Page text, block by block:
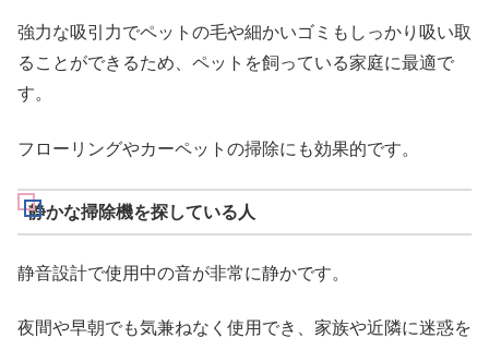
強力な吸引力でペットの毛や細かいゴミもしっかり吸い取
ることができるため、ペットを飼っている家庭に最適で
す。
フローリングやカーペットの掃除にも効果的です。
静かな掃除機を探している人
静音設計で使用中の音が非常に静かです。
夜間や早朝でも気兼ねなく使用でき、家族や近隣に迷惑を